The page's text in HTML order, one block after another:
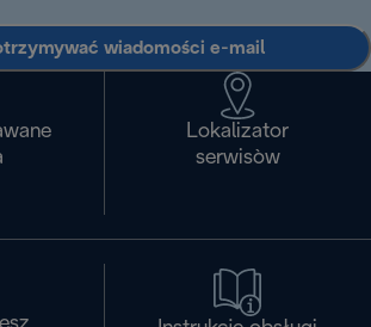
wiadomości e-mail
Lokalizator
serwisòw